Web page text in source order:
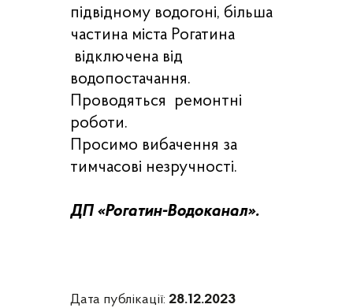
підвідному водогоні, більша
частина міста Рогатина
відключена від
водопостачання.
Проводяться ремонтні
роботи.
Просимо вибачення за
тимчасові незручності.
ДП «Рогатин-Водоканал».
Дата публікації: 28.12.2023